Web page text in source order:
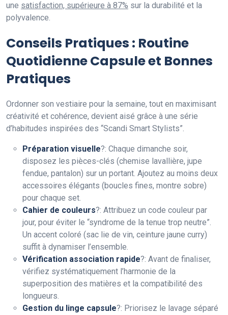
une satisfaction, supérieure à 87% sur la durabilité et la
polyvalence.
Conseils Pratiques : Routine
Quotidienne Capsule et Bonnes
Pratiques
Ordonner son vestiaire pour la semaine, tout en maximisant
créativité et cohérence, devient aisé grâce à une série
d’habitudes inspirées des “Scandi Smart Stylists”.
Préparation visuelle?: Chaque dimanche soir,
disposez les pièces-clés (chemise lavallière, jupe
fendue, pantalon) sur un portant. Ajoutez au moins deux
accessoires élégants (boucles fines, montre sobre)
pour chaque set.
Cahier de couleurs?: Attribuez un code couleur par
jour, pour éviter le “syndrome de la tenue trop neutre”.
Un accent coloré (sac lie de vin, ceinture jaune curry)
suffit à dynamiser l’ensemble.
Vérification association rapide?: Avant de finaliser,
vérifiez systématiquement l’harmonie de la
superposition des matières et la compatibilité des
longueurs.
Gestion du linge capsule?: Priorisez le lavage séparé